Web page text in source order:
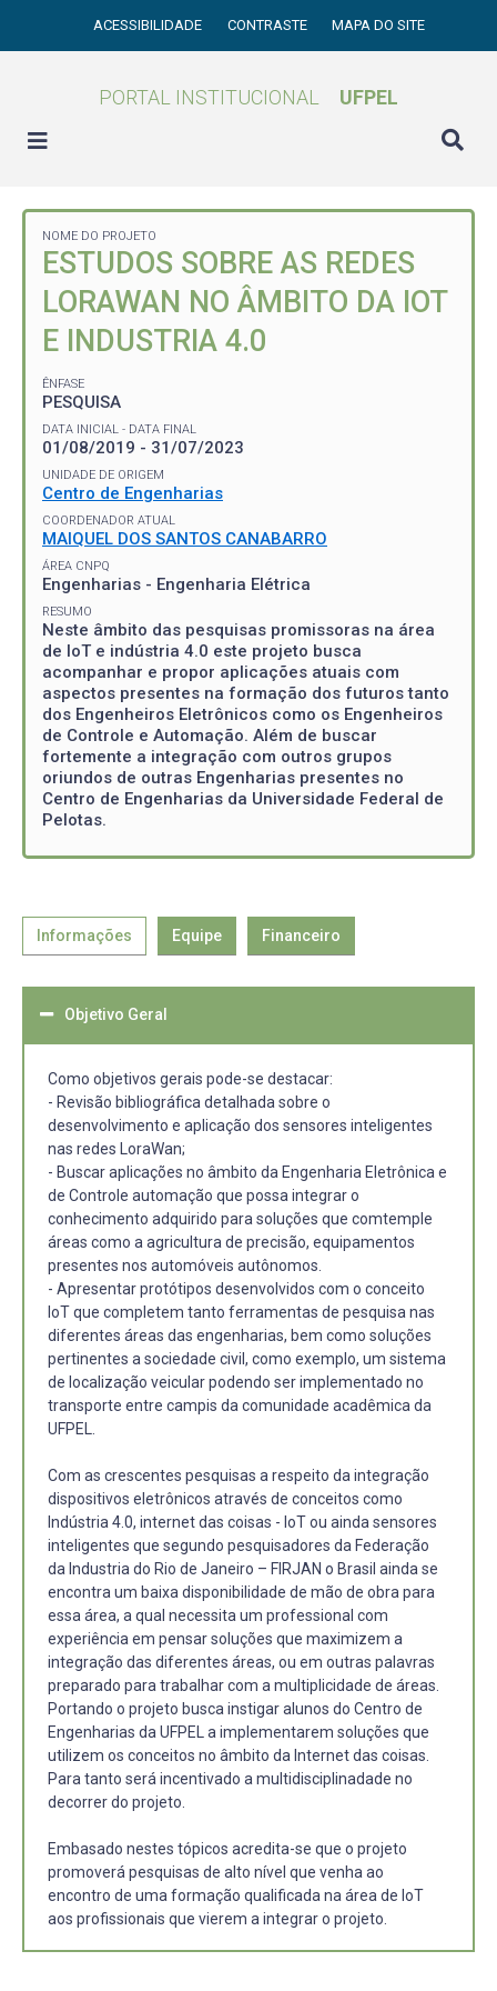
ACESSIBILIDADE CONTRASTE MAPA DO SITE
PORTAL INSTITUCIONAL UFPEL
NOME DO PROJETO
ESTUDOS SOBRE AS REDES
LORAWAN NO ÂMBITO DA IOT
E INDUSTRIA 4.0
ÊNFASE
PESQUISA
DATA INICIAL - DATA FINAL
01/08/2019 - 31/07/2023
UNIDADE DE ORIGEM
Centro de Engenharias
COORDENADOR ATUAL
MAIQUEL DOS SANTOS CANABARRO
ÁREA CNPQ
Engenharias - Engenharia Elétrica
RESUMO
Neste âmbito das pesquisas promissoras na área
de IoT e indústria 4.0 este projeto busca
acompanhar e propor aplicações atuais com
aspectos presentes na formação dos futuros tanto
dos Engenheiros Eletrônicos como os Engenheiros
de Controle e Automação. Além de buscar
fortemente a integração com outros grupos
oriundos de outras Engenharias presentes no
Centro de Engenharias da Universidade Federal de
Pelotas.
Informações Equipe Financeiro
Objetivo Geral
Como objetivos gerais pode-se destacar:
- Revisão bibliográfica detalhada sobre o
desenvolvimento e aplicação dos sensores inteligentes
nas redes LoraWan;
- Buscar aplicações no âmbito da Engenharia Eletrônica e
de Controle automação que possa integrar o
conhecimento adquirido para soluções que comtemple
áreas como a agricultura de precisão, equipamentos
presentes nos automóveis autônomos.
- Apresentar protótipos desenvolvidos com o conceito
IoT que completem tanto ferramentas de pesquisa nas
diferentes áreas das engenharias, bem como soluções
pertinentes a sociedade civil, como exemplo, um sistema
de localização veicular podendo ser implementado no
transporte entre campis da comunidade acadêmica da
UFPEL.
Com as crescentes pesquisas a respeito da integração
dispositivos eletrônicos através de conceitos como
Indústria 4.0, internet das coisas - IoT ou ainda sensores
inteligentes que segundo pesquisadores da Federação
da Industria do Rio de Janeiro – FIRJAN o Brasil ainda se
encontra um baixa disponibilidade de mão de obra para
essa área, a qual necessita um professional com
experiência em pensar soluções que maximizem a
integração das diferentes áreas, ou em outras palavras
preparado para trabalhar com a multiplicidade de áreas.
Portando o projeto busca instigar alunos do Centro de
Engenharias da UFPEL a implementarem soluções que
utilizem os conceitos no âmbito da Internet das coisas.
Para tanto será incentivado a multidisciplinadade no
decorrer do projeto.
Embasado nestes tópicos acredita-se que o projeto
promoverá pesquisas de alto nível que venha ao
encontro de uma formação qualificada na área de IoT
aos profissionais que vierem a integrar o projeto.